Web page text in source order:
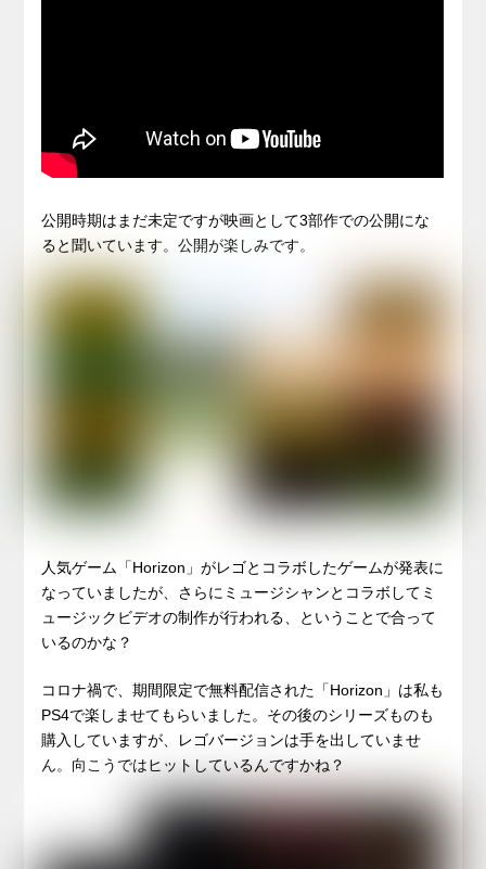
公開時期はまだ未定ですが映画として3部作での公開にな
ると聞いています。公開が楽しみです。
人気ゲーム「Horizon」がレゴとコラボしたゲームが発表に
なっていましたが、さらにミュージシャンとコラボしてミ
ュージックビデオの制作が行われる、ということで合って
いるのかな？
コロナ禍で、期間限定で無料配信された「Horizon」は私も
PS4で楽しませてもらいました。その後のシリーズものも
購入していますが、レゴバージョンは手を出していませ
ん。向こうではヒットしているんですかね？